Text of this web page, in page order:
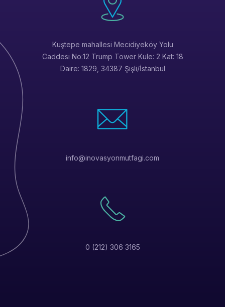
Kuştepe mahallesi Mecidiyeköy Yolu
Caddesi No:12 Trump Tower Kule: 2 Kat: 18
Daire: 1829, 34387 Şişli/İstanbul
info@inovasyonmutfagi.com
0 (212) 306 3165